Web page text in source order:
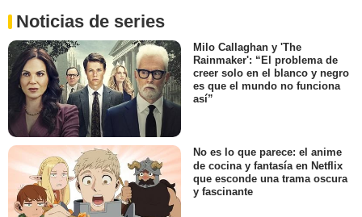
Noticias de series
Milo Callaghan y 'The
Rainmaker': “El problema de
creer solo en el blanco y negro
es que el mundo no funciona
así”
No es lo que parece: el anime
de cocina y fantasía en Netflix
que esconde una trama oscura
y fascinante